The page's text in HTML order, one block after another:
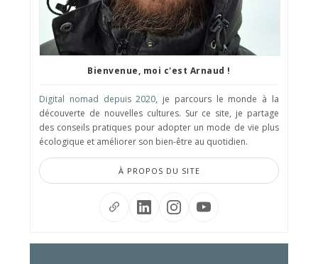
Bienvenue, moi c'est Arnaud !
Digital nomad depuis 2020, je parcours le monde à la
découverte de nouvelles cultures. Sur ce site, je partage
des conseils pratiques pour adopter un mode de vie plus
écologique et améliorer son bien-être au quotidien.
À PROPOS DU SITE